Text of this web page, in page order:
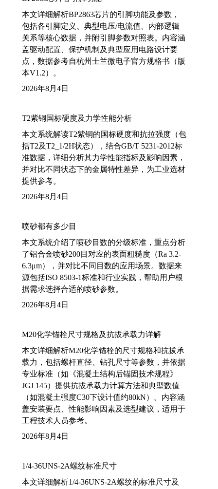
本文详细解析BP2863芯片的引脚功能及参数，
包括各引脚定义、典型电压/电流值、内部逻辑
关系等核心数据，并附引脚参数对照表。内容涵
盖驱动配置、保护机制及典型应用电路设计要
点，数据参考自杭州士兰微电子官方规格书（版
本V1.2）。
2026年8月4日
T2紫铜国标硬度及力学性能分析
本文系统解读T2紫铜的国标硬度和抗拉强度（包
括T2及T2_1/2H状态），结合GB/T 5231-2012标
准数据，详细分析其力学性能指标及影响因素，
并对比不同状态下的金属特性差异，为工业选材
提供参考。
2026年8月4日
喷砂都有多少目
本文系统介绍了喷砂目数的分级标准，重点分析
了铝合金喷砂200目对应的表面粗糙度（Ra 3.2-
6.3μm），并对比不同目数的应用场景。数据来
源包括ISO 8503-1标准和行业实践，帮助用户根
据需求选择合适的喷砂参数。
2026年8月4日
M20化学锚栓尺寸规格及抗拔承载力详解
本文详细解析M20化学锚栓的尺寸规格和抗拔承
载力，包括螺杆直径、钻孔尺寸等参数，并依据
专业标准（如《混凝土结构后锚固技术规程》
JGJ 145）提供抗拔承载力计算方法和典型数值
（如混凝土强度C30下设计值约80kN）。内容涵
盖安装要点、性能影响因素及选型建议，适用于
工程技术人员参考。
2026年8月4日
1/4-36UNS-2A螺纹标准尺寸
本文详细解析1/4-36UNS-2A螺纹的标准尺寸及